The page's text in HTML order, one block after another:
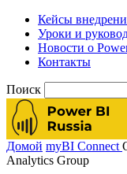
Кейсы
Уроки и
Новости о
Контакты
Поиск
Домой myBI Connect
Analytics Group